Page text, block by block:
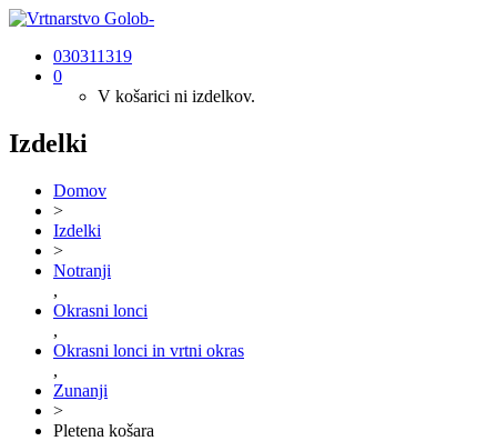
030311319
0
V košarici ni izdelkov.
Izdelki
Domov
>
Izdelki
>
Notranji
,
Okrasni lonci
,
Okrasni lonci in vrtni okras
,
Zunanji
>
Pletena košara